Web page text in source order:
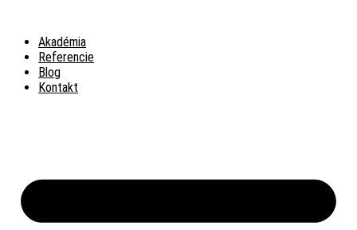
obsah
Akadémia
Referencie
Blog
Kontakt